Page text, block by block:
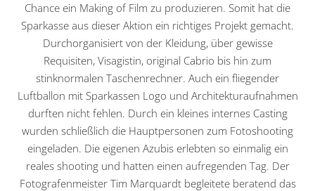
Chance ein Making of Film zu produzieren. Somit hat die
Sparkasse aus dieser Aktion ein richtiges Projekt gemacht.
Durchorganisiert von der Kleidung, über gewisse
Requisiten, Visagistin, original Cabrio bis hin zum
stinknormalen Taschenrechner. Auch ein fliegender
Luftballon mit Sparkassen Logo und Architekturaufnahmen
durften nicht fehlen. Durch ein kleines internes Casting
wurden schließlich die Hauptpersonen zum Fotoshooting
eingeladen. Die eigenen Azubis erlebten so einmalig ein
reales shooting und hatten einen aufregenden Tag. Der
Fotografenmeister Tim Marquardt begleitete beratend das